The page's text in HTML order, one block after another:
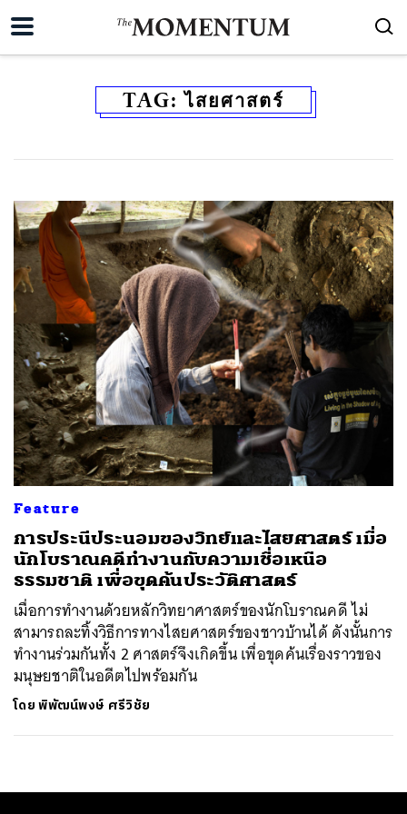
TAG:ไสยศาสตร์
Feature
การประนีประนอมของวิทย์และไสยศาสตร์ เมื่อ
นักโบราณคดีทำงานกับความเชื่อเหนือ
ธรรมชาติ เพื่อขุดค้นประวัติศาสตร์
เมื่อการทำงานด้วยหลักวิทยาศาสตร์ของนักโบราณคดี ไม่
สามารถละทิ้งวิธีการทางไสยศาสตร์ของชาวบ้านได้ ดังนั้นการ
ทำงานร่วมกันทั้ง 2 ศาสตร์จึงเกิดขึ้น เพื่อขุดค้นเรื่องราวของ
มนุษยชาติในอดีตไปพร้อมกัน
โดยพิพัฒน์พงษ์ ศรีวิชัย
ค้นหา
SHARE TWEET LINE EMAIL